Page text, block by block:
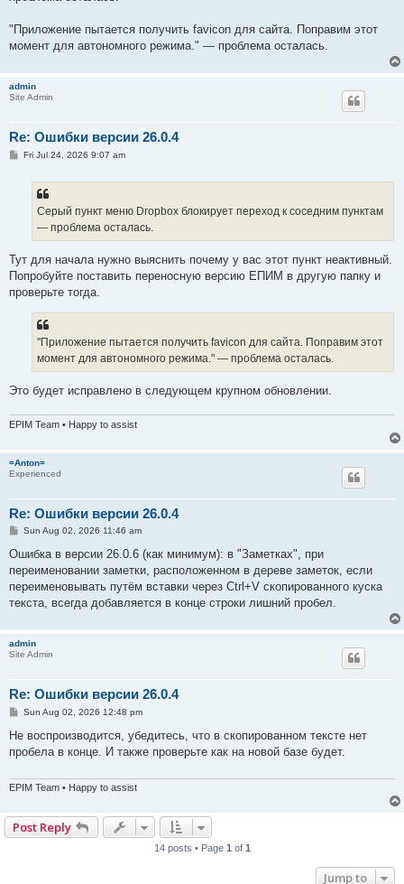
"Приложение пытается получить favicon для сайта. Поправим этот
момент для автономного режима." — проблема осталась.
admin
Site Admin
Re: Ошибки версии 26.0.4
PFri Jul 24, 2026 9:07 am
Серый пункт меню Dropbox блокирует переход к соседним пунктам
— проблема осталась.
Тут для начала нужно выяснить почему у вас этот пункт неактивный.
Попробуйте поставить переносную версию ЕПИМ в другую папку и
проверьте тогда.
"Приложение пытается получить favicon для сайта. Поправим этот
момент для автономного режима." — проблема осталась.
Это будет исправлено в следующем крупном обновлении.
EPIM Team • Happy to assist
=Anton=
Experienced
Re: Ошибки версии 26.0.4
P
s
Sun Aug 02, 2026 11:46 am
Ошибка в версии 26.0.6 (как минимум): в "Заметках", при
переименовании заметки, расположенном в дереве заметок, если
переименовывать путём вставки через Ctrl+V скопированного куска
текста, всегда добавляется в конце строки лишний пробел.
admin
Site Admin
Re: Ошибки версии 26.0.4
P
s
Sun Aug 02, 2026 12:48 pm
Не воспроизводится, убедитесь, что в скопированном тексте нет
пробела в конце. И также проверьте как на новой базе будет.
EPIM Team • Happy to assist
Post Reply
14 posts • Page 1 of 1
Jump to